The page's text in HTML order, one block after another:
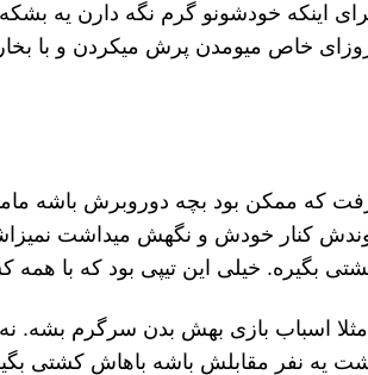
اینکه خودشونو گرم نگه دارن یه
خاص میومدن پرش میکردن و با
که ممکن بود بچه دوروبرش باشه
کنار خودش و نگهش میداشت
بگیره. خیلی این تیپی بود که با
مثلا اسباب بازی بهش بدن سرگرم
یه نفر مقابلش باشه باهاش کشتی